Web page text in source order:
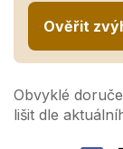
Ověřit
Obvyklé
lišit dle